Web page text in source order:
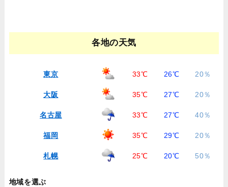
各地の天気
東京 33℃ 26℃ 20％
大阪 35℃ 27℃ 20％
名古屋 33℃ 27℃ 40％
福岡 35℃ 29℃ 20％
札幌 25℃ 20℃ 50％
地域を選ぶ